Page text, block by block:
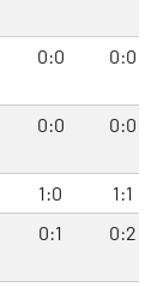
0:0 0:0
0:0 0:0
1:0
1:1
0:1 0:2